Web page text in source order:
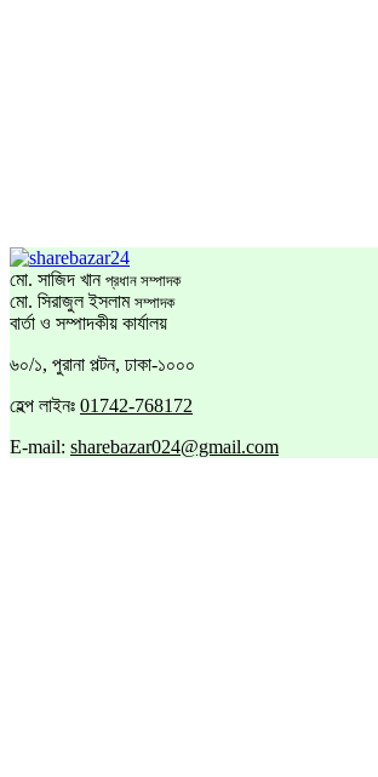
মো. সাজিদ খান প্রধান সম্পাদক
মো. সিরাজুল ইসলাম সম্পাদক
বার্তা ও সম্পাদকীয় কার্যালয়
৬০/১, পুরানা পল্টন, ঢাকা-১০০০
হেল্প লাইনঃ 01742-768172
E-mail: sharebazar024@gmail.com